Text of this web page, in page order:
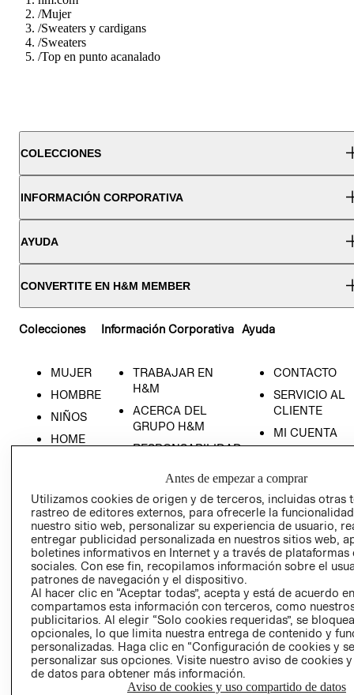
/Mujer
/Sweaters y cardigans
/Sweaters
/Top en punto acanalado
COLECCIONES
INFORMACIÓN CORPORATIVA
AYUDA
CONVERTITE EN H&M MEMBER
Colecciones
MUJER
HOMBRE
NIÑOS
HOME
Información Corporativa
TRABAJAR EN
H&M
ACERCA DEL
GRUPO H&M
RESPONSABILIDAD
PRENSA
RELACIÓN CON
INVERSIONISTAS
POLÍTICA
EMPRESARIAL
Ayuda
CONTACTO
SERVICIO AL
CLIENTE
MI CUENTA
- RETIRO EN
TIENDA
TÉRMINOS Y
CONDICIONES
PRIVACIDAD
GIFT CARD
AVISO DE
COOKIES
Antes de empezar a comprar
Utilizamos cookies de origen y de terceros, incluidas otras
rastreo de editores externos, para ofrecerle la
nuestro sitio web, personalizar su experiencia de usuario,
entregar publicidad personalizada en nuestros sitios web,
boletines informativos en Internet y a través de plataformas
sociales. Con ese fin, recopilamos información sobre el
patrones de navegación y el dispositivo.
Al hacer clic en “Aceptar todas”, acepta y está de acuerdo
compartamos esta información con terceros, como
publicitarios. Al elegir “Solo cookies requeridas”, se
opcionales, lo que limita nuestra entrega de contenido y
personalizadas. Haga clic en “Configuración de cookies y
personalizar sus opciones. Visite nuestro aviso de cookies
de datos para obtener más información.
Aviso de cookies y uso compartido de datos